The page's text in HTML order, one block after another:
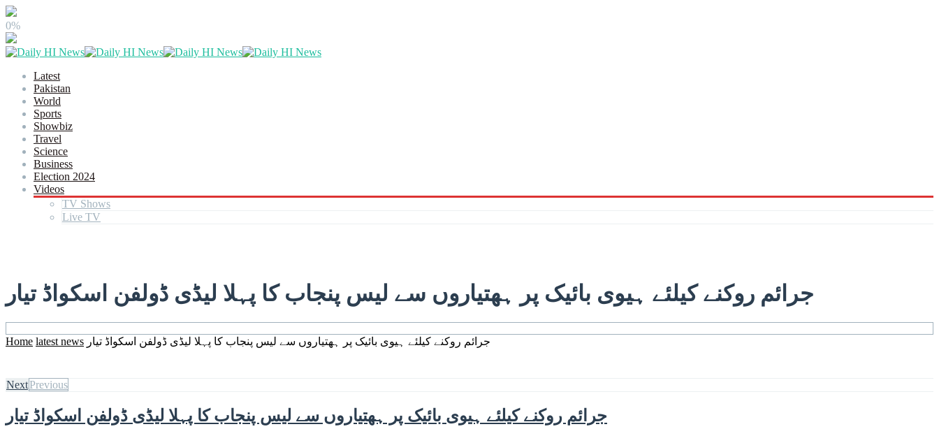
0%
Latest
Pakistan
World
Sports
Showbiz
Travel
Science
Business
Election 2024
Videos
TV Shows
Live TV
جرائم روکنے کیلئے ہیوی بائیک پر ہھتیاروں سے لیس پنجاب کا پہلا لیڈی ڈولفن اسکواڈ تیار
Home latest news جرائم روکنے کیلئے ہیوی بائیک پر ہھتیاروں سے لیس پنجاب کا پہلا لیڈی ڈولفن اسکواڈ تیار
NextPrevious
جرائم روکنے کیلئے ہیوی بائیک پر ہھتیاروں سے لیس پنجاب کا پہلا لیڈی ڈولفن اسکواڈ تیار